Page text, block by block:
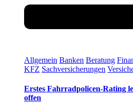
Allgemein Banken Beratung
KFZ Sachversicherungen
Erstes Fahrradpolicen-Rating
offen